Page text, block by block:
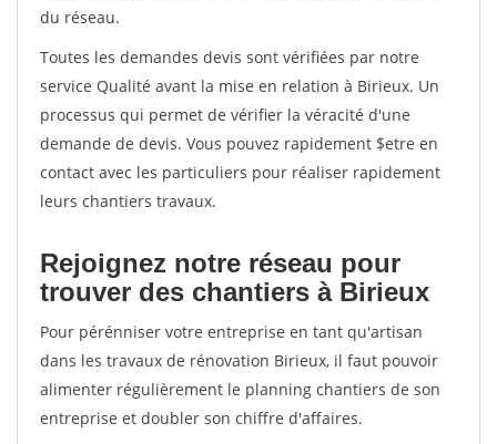
du réseau.
Toutes les demandes devis sont vérifiées par notre
service Qualité avant la mise en relation à Birieux. Un
processus qui permet de vérifier la véracité d'une
demande de devis. Vous pouvez rapidement $etre en
contact avec les particuliers pour réaliser rapidement
leurs chantiers travaux.
Rejoignez notre réseau pour
trouver des chantiers à Birieux
Pour pérénniser votre entreprise en tant qu'artisan
dans les travaux de rénovation Birieux, il faut pouvoir
alimenter régulièrement le planning chantiers de son
entreprise et doubler son chiffre d'affaires.